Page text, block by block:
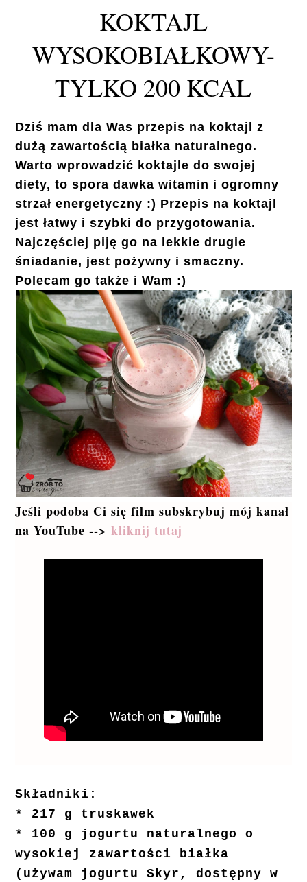
KOKTAJL
WYSOKOBIAŁKOWY-
TYLKO 200 KCAL
Dziś mam dla Was przepis na koktajl z
dużą zawartością białka naturalnego.
Warto wprowadzić koktajle do swojej
diety, to spora dawka witamin i ogromny
strzał energetyczny :) Przepis na koktajl
jest łatwy i szybki do przygotowania.
Najczęściej piję go na lekkie drugie
śniadanie, jest pożywny i smaczny.
Polecam go także i Wam :)
Jeśli podoba Ci się film subskrybuj mój kanał
na YouTube -->kliknij tutaj
Składniki:
* 217 g truskawek
* 100 g jogurtu naturalnego o
wysokiej zawartości białka
(używam jogurtu Skyr, dostępny w